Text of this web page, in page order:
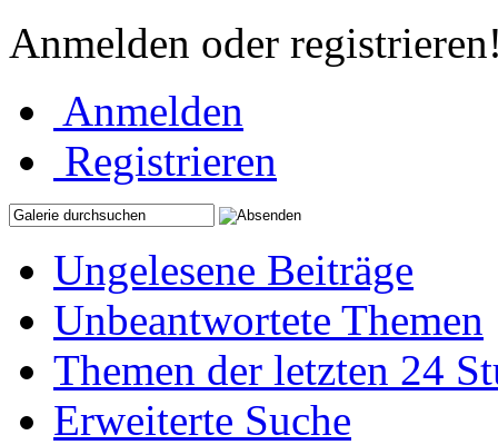
Anmelden oder
Anmelden
Registrieren
Ungelesene Beiträge
Unbeantwortete Themen
Themen der letzten 24
Erweiterte Suche